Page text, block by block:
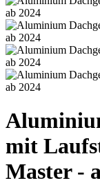
mit
Master -